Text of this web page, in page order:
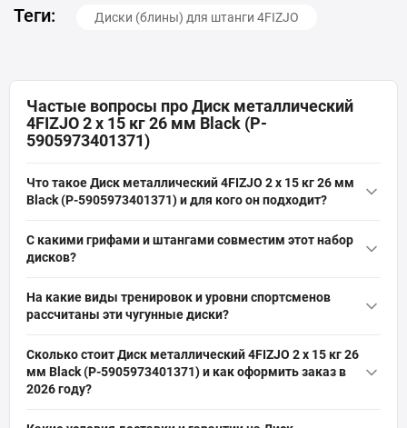
Теги: Диски (блины) для штанги 4FIZJO
Частые вопросы про Диск металлический
4FIZJO 2 x 15 кг 26 мм Black (P-
5905973401371)
Что такое Диск металлический 4FIZJO 2 x 15 кг 26 мм
Black (P-5905973401371) и для кого он подходит?
5905973401371) — это комплект чугунных блинов по 15 кг
26 мм, предназначенный для штанг и грифов. Подходит для
домашних и профессиональных тренировок: пауэрлифтинг,
С какими грифами и штангами совместим этот набор
дисков?
посадочный диаметр 26 мм — стандарт для олимпийских
диаметр 365 мм, толщина 45 мм; проверьте, чтобы длина и
свободное пространство грифа позволяли установить 15‑кг
диск.
На какие виды тренировок и уровни спортсменов
рассчитаны эти чугунные диски?
силовые упражнения, жимы, приседания, выпад, кроссфит и
реабилитация. Класс изделия — домашние и
атлетам благодаря прочной конструкции и точному балансу
Сколько стоит Диск металлический 4FIZJO 2 x 15 кг 26
мм Black (P-5905973401371) и как оформить заказ в
2026 году?